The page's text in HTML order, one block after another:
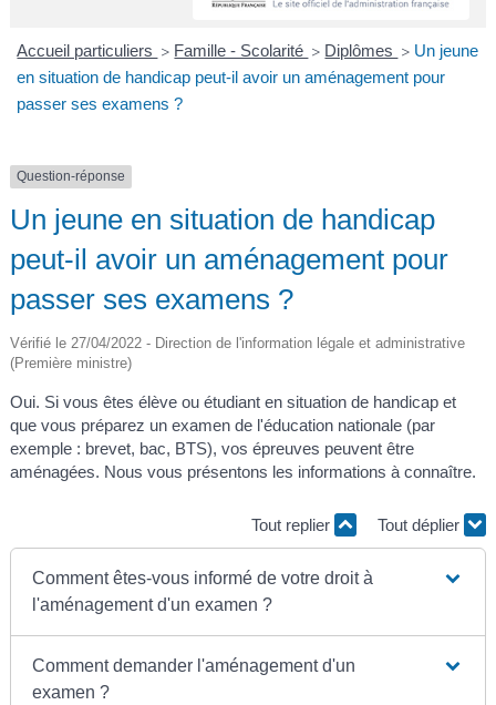
R IE
Accueil particuliers > Famille - Scolarité > Diplômes > Un jeune
en situation de handicap peut-il avoir un aménagement pour
passer ses examens ?
Question-réponse
Un jeune en situation de handicap
peut-il avoir un aménagement pour
passer ses examens ?
Vérifié le 27/04/2022 - Direction de l'information légale et administrative
(Première ministre)
Oui. Si vous êtes élève ou étudiant en situation de handicap et
que vous préparez un examen de l'éducation nationale (par
exemple : brevet, bac, BTS), vos épreuves peuvent être
aménagées. Nous vous présentons les informations à connaître.
Tout replier Tout déplier
Comment êtes-vous informé de votre droit à
l'aménagement d'un examen ?
Comment demander l'aménagement d'un
examen ?